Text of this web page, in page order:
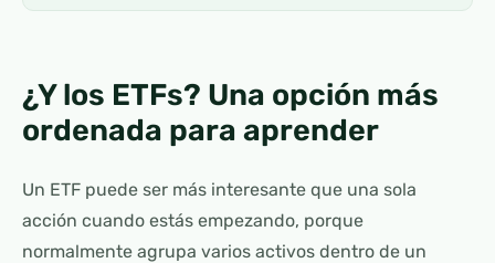
¿Y los ETFs? Una opción más
ordenada para aprender
Un ETF puede ser más interesante que una sola
acción cuando estás empezando, porque
normalmente agrupa varios activos dentro de un